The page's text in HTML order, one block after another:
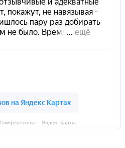
Симферополя — Яндекс Карты